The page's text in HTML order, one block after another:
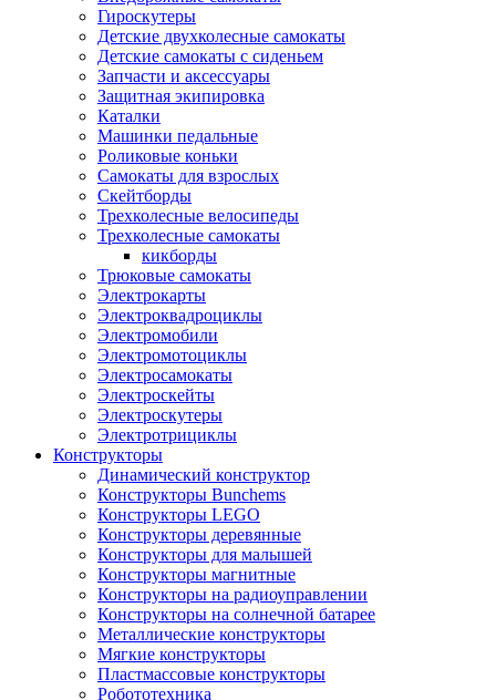
Гироскутеры
Детские двухколесные самокаты
Детские самокаты с сиденьем
Запчасти и аксессуары
Защитная экипировка
Каталки
Машинки педальные
Роликовые коньки
Самокаты для взрослых
Скейтборды
Трехколесные велосипеды
Трехколесные самокаты
кикборды
Трюковые самокаты
Электрокарты
Электроквадроциклы
Электромобили
Электромотоциклы
Электросамокаты
Электроскейты
Электроскутеры
Электротрициклы
Конструкторы
Динамический конструктор
Конструкторы Bunchems
Конструкторы LEGO
Конструкторы деревянные
Конструкторы для малышей
Конструкторы магнитные
Конструкторы на радиоуправлении
Конструкторы на солнечной батарее
Металлические конструкторы
Мягкие конструкторы
Пластмассовые конструкторы
Робототехника